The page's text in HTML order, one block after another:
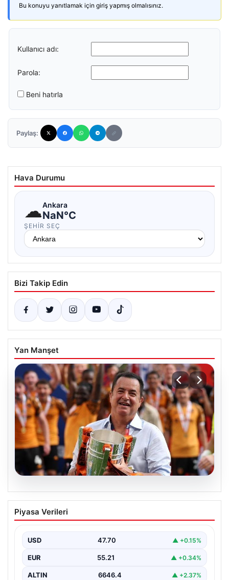
Bu konuyu yanıtlamak için giriş yapmış olmalısınız.
Kullanıcı adı:
Parola:
Beni hatırla
Paylaş:
Hava Durumu
☁Ankara
NaN°C
ŞEHIR SEÇ
Bizi Takip Edin
Yan Manşet
07.08.2026
Acun Ilıcalı’dan bir transfer daha! Jens
Hjertø-Dahl Hull City’de
Piyasa Verileri
USD 47.70 ▲ +0.15%
EUR 55.21 ▲ +0.34%
ALTIN 6646.4 ▲ +2.37%